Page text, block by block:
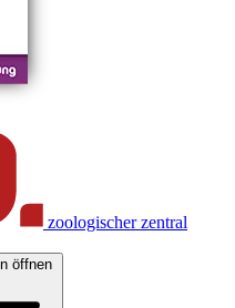
zoologischer zentral
öffnen